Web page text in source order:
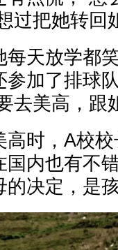
过把她转回
每天放学都
参加了排球
去美高，跟
高时，A校
国内也有不
的决定，是